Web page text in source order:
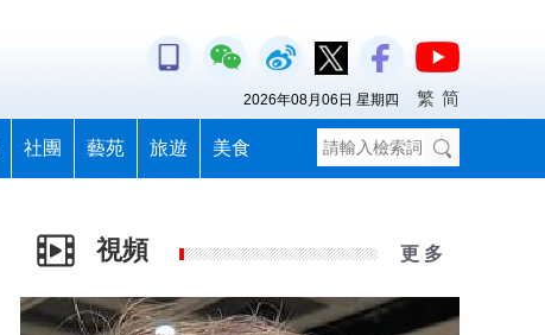
社團 藝苑 旅遊 美食
2026年08月06日 星期四 繁 简
視頻 更 多